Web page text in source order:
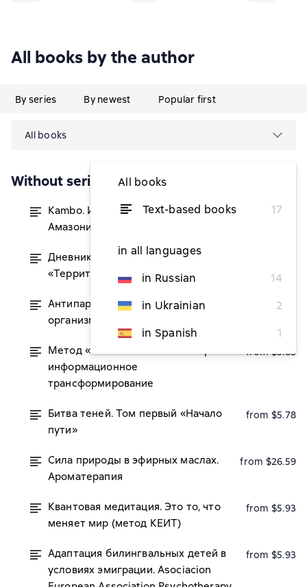
All books by the author
By series By newest Popular first
All books
All books
Text-based books
17
in all languages
in Russian
14
in Ukrainian
2
in Spanish
1
Without series
Kambo. Исцеляющая медицина
Амазонии
from $59.31
Дневник женских практик. Из цикла
«Территория успешной женщины»
Антипаразитарное очищение
организма. Паразитология
from $18.78
Метод «КЭИТ». Квантовое энерго-
информационное
трансформирование
from $5.83
Битва теней. Том первый «Начало
пути»
from $5.78
Сила природы в эфирных маслах.
Ароматерапия
from $26.59
Квантовая медитация. Это то, что
меняет мир (метод КЕИТ)
from $5.93
Адаптация билингвальных детей в
условиях эмиграции. Asociacion
from $5.93